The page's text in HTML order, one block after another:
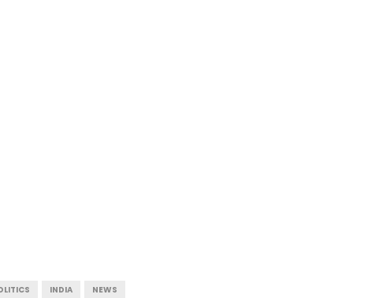
INDIA NEWS